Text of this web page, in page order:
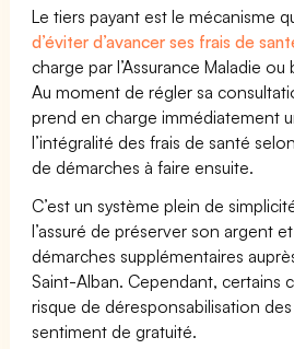
Le tiers payant est le mécanisme
d’éviter d’avancer ses frais de
charge par l’Assurance Maladie
Au moment de régler sa
prend en charge immédiatement
l’intégralité des frais de santé
de démarches à faire ensuite.
C’est un système plein de
l’assuré de préserver son argent
démarches supplémentaires
Saint-Alban. Cependant, certains
risque de déresponsabilisation
sentiment de gratuité.